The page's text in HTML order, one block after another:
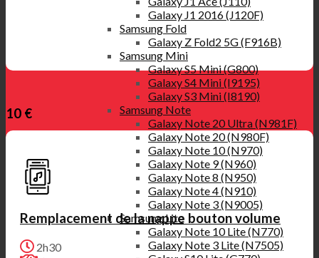
Galaxy J1 2016 (J120F)
Samsung Fold
Galaxy Z Fold2 5G (F916B)
Samsung Mini
Galaxy S5 Mini (G800)
Galaxy S4 Mini (I9195)
Galaxy S3 Mini (I8190)
Samsung Note
Galaxy Note 20 Ultra (N981F)
Galaxy Note 20 (N980F)
Galaxy Note 10 (N970)
Galaxy Note 9 (N960)
Galaxy Note 8 (N950)
Galaxy Note 4 (N910)
Galaxy Note 3 (N9005)
Samsung Lite
Galaxy Note 10 Lite (N770)
Galaxy Note 3 Lite (N7505)
10 €
Remplacement de la nappe bouton volume
2h30